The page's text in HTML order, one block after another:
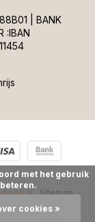
| BANK
:IBAN
Sitemap
met het gebruik
cookies »